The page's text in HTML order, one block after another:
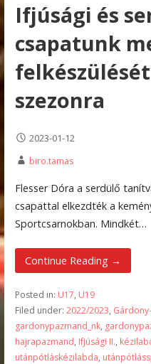
Ifjúsági és
csapatunk
szezonra
2023-01-12
biro.tamas
Flesser Dóra a serdülő
csapattal elkezdték a
Sportcsarnokban. Mindkét…
Continue Reading →
Posted in: U17, U19
Filed under: 2022/2023,
gardonypazmand_nk,
hajrapazmand, Ifjúsági II.,
utánpótláskézilabda,